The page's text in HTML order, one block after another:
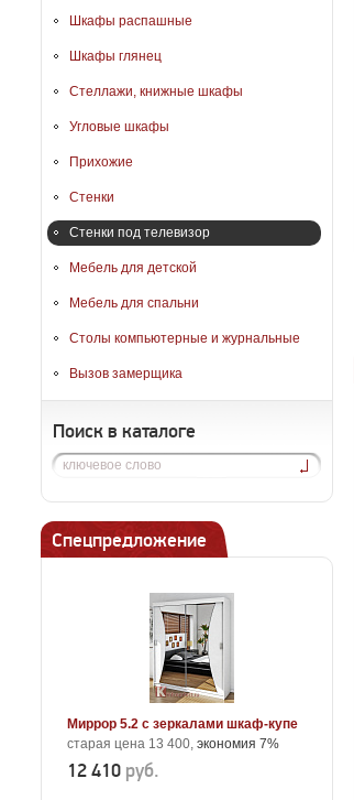
Шкафы распашные
Шкафы глянец
Стеллажи, книжные шкафы
Угловые шкафы
Прихожие
Стенки
Стенки под телевизор
Мебель для детской
Мебель для спальни
Столы компьютерные и журнальные
Вызов замерщика
Поиск в каталоге
Спецпредложение
Миррор 5.2 с зеркалами шкаф-купе
старая цена 13 400, экономия 7%
12 410 руб.